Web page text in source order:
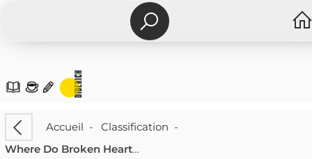
Accueil - Classification -
Where Do Broken Hearts Go?